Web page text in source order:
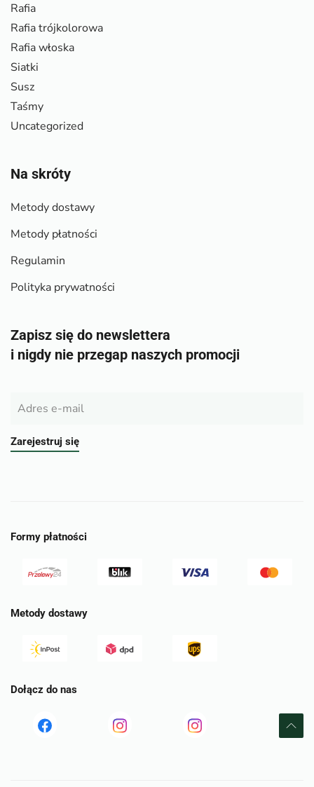
Rafia
Rafia trójkolorowa
Rafia włoska
Siatki
Susz
Taśmy
Uncategorized
Na skróty
Metody dostawy
Metody płatności
Regulamin
Polityka prywatności
Zapisz się do newslettera
i nigdy nie przegap naszych promocji
Zarejestruj się
Formy płatności
Metody dostawy
Dołącz do nas